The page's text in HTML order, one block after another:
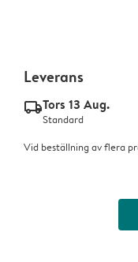
Leverans
delivery_standard_v2Tors 13 Aug.
Standard
Vid beställning av flera